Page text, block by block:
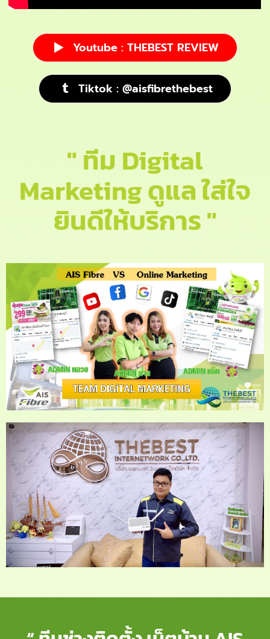
Youtube : THEBEST REVIEW
Tiktok : @aisfibrethebest
" ทีม Digital
Marketing ดูแล ใส่ใจ
ยินดีให้บริการ "